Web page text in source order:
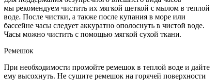
мы рекомендуем чистить их мягкой щеткой с мылом в теплой
воде. После чистки, а также после купания в море или
бассейне часы следует аккуратно ополоснуть в чистой воде.
Часы можно чистить с помощью мягкой сухой ткани.
Ремешок
При необходимости промойте ремешок в теплой воде и дайте
ему высохнуть. Не сушите ремешок на горячей поверхности